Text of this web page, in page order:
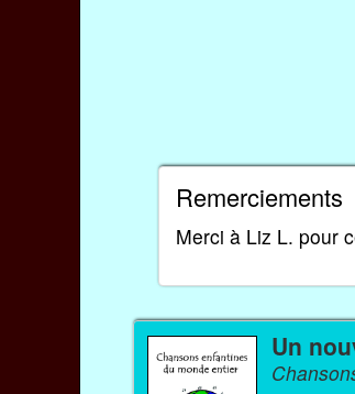
Remerciements
Merci à Liz L. pour
Un